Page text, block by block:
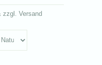
zzgl. Versand